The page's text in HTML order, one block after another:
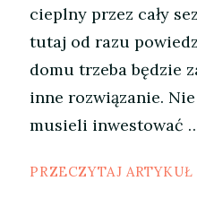
cieplny przez cały
tutaj od razu
domu trzeba będzie
inne rozwiązanie.
musieli inwestować
PRZECZYTAJ ARTYKUŁ